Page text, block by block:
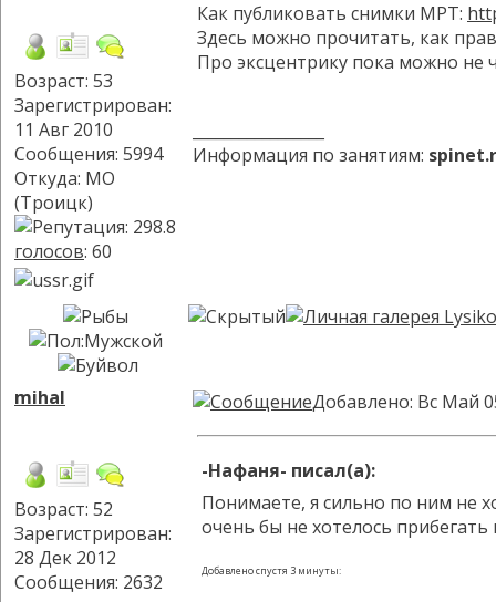
Возраст: 53
Зарегистрирован:
11 Авг 2010
Сообщения: 5994
Откуда: МО
(Троицк)
голосов: 60
Как публиковать снимки МРТ:
Здесь можно прочитать, как
Про эксцентрику пока можно не
Информация по занятиям:
mihal
Возраст: 52
Зарегистрирован:
28 Дек 2012
Сообщения: 2632
Добавлено: Вс Май
-Нафаня- писал(а):
Понимаете, я сильно по ним не
очень бы не хотелось
Добавлено спустя 3 минуты: